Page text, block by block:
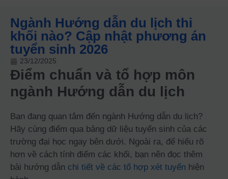
Ngành Hướng dẫn du lịch thi
khối nào? Cập nhật phương án
tuyển sinh 2026
23/12/2025
Điểm chuẩn và tổ hợp môn
ngành Hướng dẫn du lịch
Bạn đang quan tâm đến ngành Hướng dẫn du lịch?
Hãy cùng điểm qua bảng dữ liệu tuyển sinh của các
trường đại học ngay bên dưới. Ngoài ra, để hiểu rõ
hơn về cách tính điểm các khối, bạn nên đọc thêm
bài hướng dẫn chi tiết về các tổ hợp xét tuyển hiện